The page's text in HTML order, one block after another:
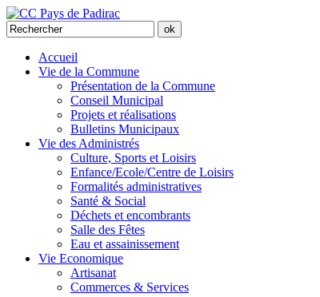
Accueil
Vie de la Commune
Présentation de la Commune
Conseil Municipal
Projets et réalisations
Bulletins Municipaux
Vie des Administrés
Culture, Sports et Loisirs
Enfance/Ecole/Centre de Loisirs
Formalités administratives
Santé & Social
Déchets et encombrants
Salle des Fêtes
Eau et assainissement
Vie Economique
Artisanat
Commerces & Services